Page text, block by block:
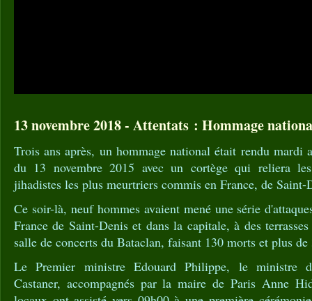
13 novembre 2018 - Attentats : Hommage
Trois ans après, un hommage national était rendu mardi
du 13 novembre 2015 avec un cortège qui reliera
jihadistes les plus meurtriers commis en France, de Saint-
Ce soir-là, neuf hommes avaient mené une série
France de Saint-Denis et dans la capitale, à des
salle de concerts du Bataclan, faisant 130 morts et plus de
Le Premier ministre Edouard Philippe, le ministre
Castaner, accompagnés par la maire de Paris Anne